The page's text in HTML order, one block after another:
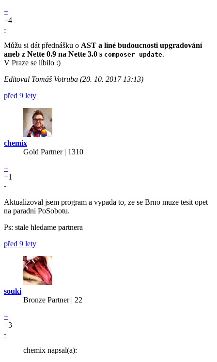
+
+4
-
Můžu si dát přednášku o AST a líné budoucnosti upgradování
aneb z Nette 0.9 na Nette 3.0 s composer update.
V Praze se líbilo :)
Editoval Tomáš Votruba (20. 10. 2017 13:13)
před 9 lety
chemix
Gold Partner| 1310
+
+1
-
Aktualizoval jsem program a vypada to, ze se Brno muze tesit opet
na paradni PoSobotu.
Ps: stale hledame partnera
před 9 lety
souki
Bronze Partner| 22
+
+3
-
chemix napsal(a):